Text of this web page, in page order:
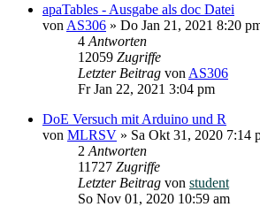
apaTables - Ausgabe als doc Datei
von AS306 » Do Jan 21, 2021 8:20
4 Antworten
12059 Zugriffe
Letzter Beitrag von AS306
Fr Jan 22, 2021 3:04 pm
DoE Versuch mit Arduino und R
von MLRSV » Sa Okt 31, 2020 7:14
2 Antworten
11727 Zugriffe
Letzter Beitrag von student
So Nov 01, 2020 10:59 am